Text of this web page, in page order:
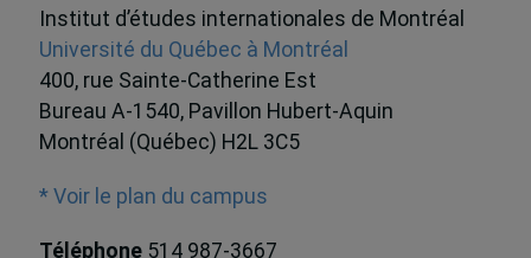
Institut d’études internationales de Montréal
Université du Québec à Montréal
400, rue Sainte-Catherine Est
Bureau A-1540, Pavillon Hubert-Aquin
Montréal (Québec) H2L 3C5
* Voir le plan du campus
Téléphone 514 987-3667